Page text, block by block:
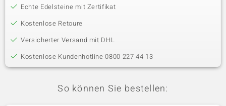
Echte Edelsteine mit Zertifikat
Kostenlose Retoure
Versicherter Versand mit DHL
Kostenlose Kundenhotline 0800 227 44 13
So können Sie bestellen: